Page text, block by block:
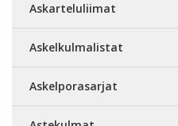
Askarteluliimat
Askelkulmalistat
Askelporasarjat